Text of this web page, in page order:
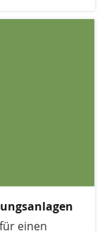
einen